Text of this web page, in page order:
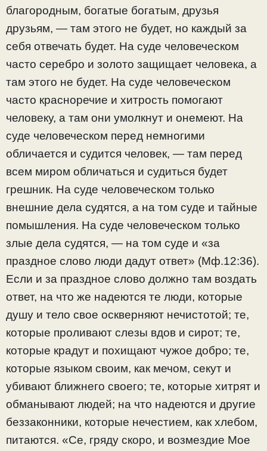
благородным, богатые богатым, друзья
друзьям, — там этого не будет, но каждый за
себя отвечать будет. На суде человеческом
часто серебро и золото защищает человека, а
там этого не будет. На суде человеческом
часто красноречие и хитрость помогают
человеку, а там они умолкнут и онемеют. На
суде человеческом перед немногими
обличается и судится человек, — там перед
всем миром обличаться и судиться будет
грешник. На суде человеческом только
внешние дела судятся, а на том суде и тайные
помышления. На суде человеческом только
злые дела судятся, — на том суде и «за
праздное слово люди дадут ответ» (Мф.12:36).
Если и за праздное слово должно там воздать
ответ, на что же надеются те люди, которые
душу и тело свое оскверняют нечистотой; те,
которые проливают слезы вдов и сирот; те,
которые крадут и похищают чужое добро; те,
которые языком своим, как мечом, секут и
убивают ближнего своего; те, которые хитрят и
обманывают людей; на что надеются и другие
беззаконники, которые нечестием, как хлебом,
питаются. «Се, гряду скоро, и возмездие Мое